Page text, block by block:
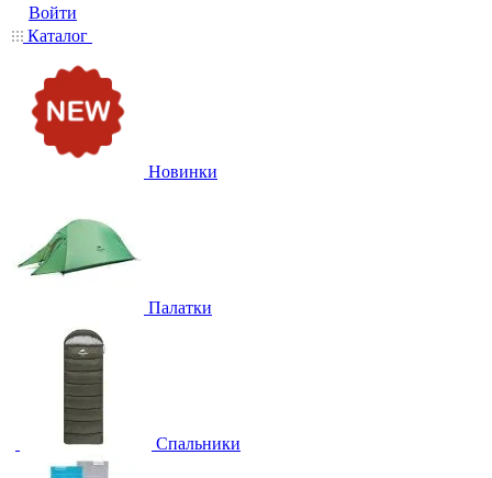
Войти
Каталог
Новинки
Палатки
Спальники